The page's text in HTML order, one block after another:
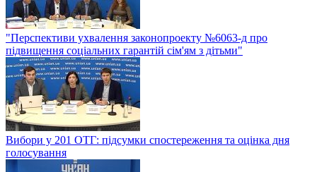
"Перспективи ухвалення законопроекту №6063-д про
підвищення соціальних гарантій сім'ям з дітьми"
Вибори у 201 ОТГ: підсумки спостереження та оцінка дня
голосування